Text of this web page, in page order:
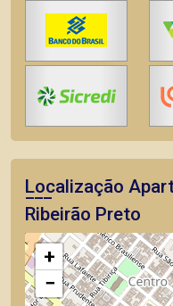
Localização
Ribeirão Preto
+
−